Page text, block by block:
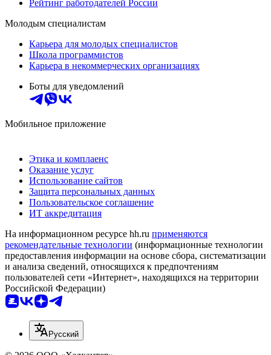
Рейтинг работодателей России
Молодым специалистам
Карьера для молодых специалистов
Школа программистов
Карьера в некоммерческих организациях
Боты для уведомлений
Мобильное приложение
Этика и комплаенс
Оказание услуг
Использование сайтов
Защита персональных данных
Пользовательское соглашение
ИТ аккредитация
На информационном ресурсе hh.ru применяются
рекомендательные технологии (информационные технологии
предоставления информации на основе сбора, систематизации
и анализа сведений, относящихся к предпочтениям
пользователей сети «Интернет», находящихся на территории
Российской Федерации)
Русский